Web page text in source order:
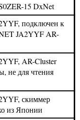
15 DxNet
подключен к
JA2YYF AR-
AR-Cluster
не для чтения
скиммер
из Японии